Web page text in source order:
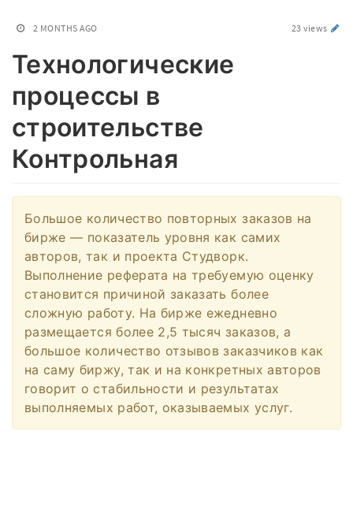
2 MONTHS AGO 23 views
Технологические
процессы в
строительстве
Контрольная
Большое количество повторных заказов на
бирже — показатель уровня как самих
авторов, так и проекта Студворк.
Выполнение реферата на требуемую оценку
становится причиной заказать более
сложную работу. На бирже ежедневно
размещается более 2,5 тысяч заказов, а
большое количество отзывов заказчиков как
на саму биржу, так и на конкретных авторов
говорит о стабильности и результатах
выполняемых работ, оказываемых услуг.